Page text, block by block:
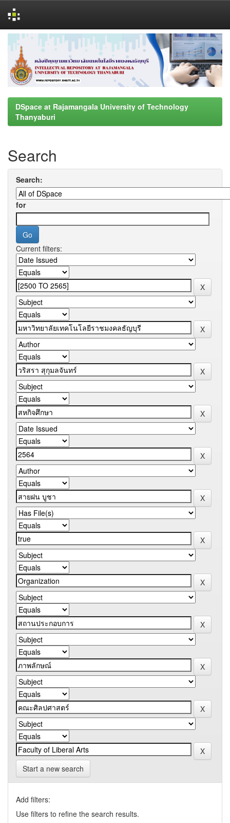
navigation
DSpace at Rajamangala University of Technology
Thanyaburi
Search
Search:
for
Current filters:
Start a new search
Add filters:
Use filters to refine the search results.